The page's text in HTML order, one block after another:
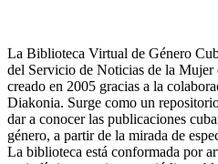
La Biblioteca Virtual de Género
del Servicio de Noticias de la
creado en 2005 gracias a la
Diakonia. Surge como un
dar a conocer las publicaciones
género, a partir de la mirada de
La biblioteca está conformada por